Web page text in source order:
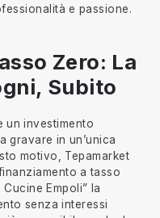
e passione.
Zero: La
Subito
un investimento
gravare in un’unica
motivo, Tepamarket
a tasso
Empoli” la
senza interessi